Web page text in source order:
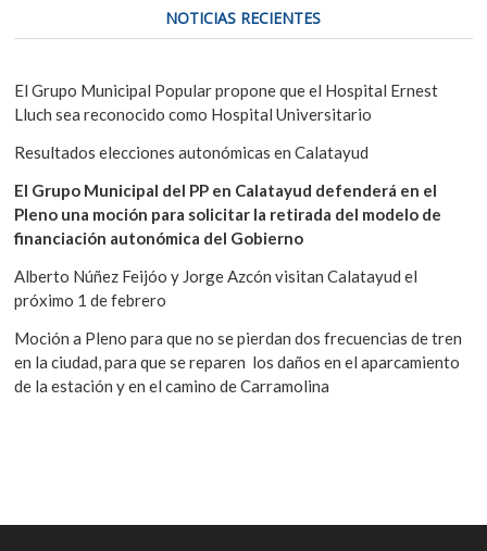
NOTICIAS RECIENTES
El Grupo Municipal Popular propone que el Hospital Ernest
Lluch sea reconocido como Hospital Universitario
Resultados elecciones autonómicas en Calatayud
El Grupo Municipal del PP en Calatayud defenderá en el
Pleno una moción para solicitar la retirada del modelo de
financiación autonómica del Gobierno
Alberto Núñez Feijóo y Jorge Azcón visitan Calatayud el
próximo 1 de febrero
Moción a Pleno para que no se pierdan dos frecuencias de tren
en la ciudad, para que se reparen los daños en el aparcamiento
de la estación y en el camino de Carramolina